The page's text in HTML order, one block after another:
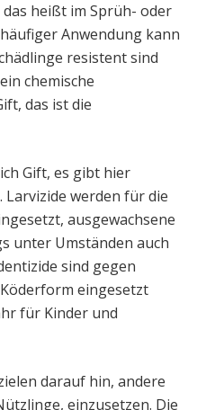
heißt im Sprüh- oder
Anwendung kann
resistent sind
chemische
das ist die
Gift, es gibt hier
werden für die
ausgewachsene
unter Umständen auch
sind gegen
eingesetzt
für Kinder und
darauf hin, andere
einzusetzen. Die